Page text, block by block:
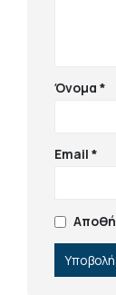
Όνομα*
Email*